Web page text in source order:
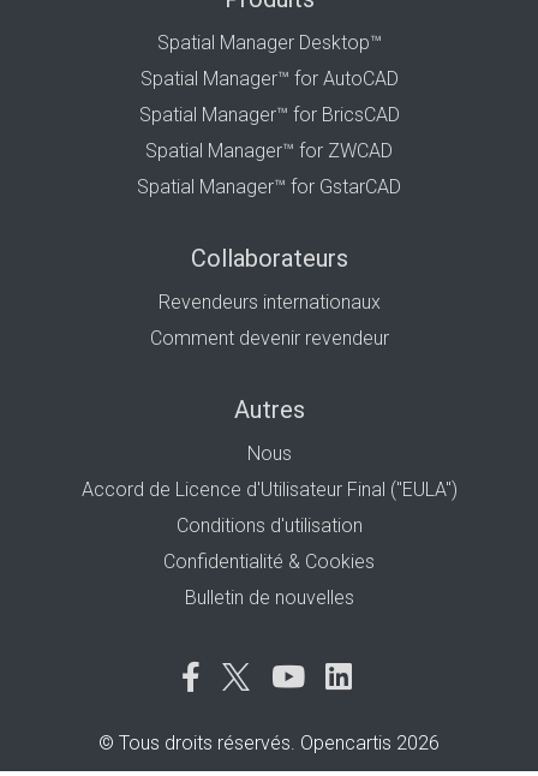
Spatial Manager Desktop™
Spatial Manager™ for AutoCAD
Spatial Manager™ for BricsCAD
Spatial Manager™ for ZWCAD
Spatial Manager™ for GstarCAD
Collaborateurs
Revendeurs internationaux
Comment devenir revendeur
Autres
Nous
Accord de Licence d'Utilisateur Final ("EULA")
Conditions d'utilisation
Confidentialité & Cookies
Bulletin de nouvelles
© Tous droits réservés. Opencartis 2026